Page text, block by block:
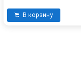
В корзину